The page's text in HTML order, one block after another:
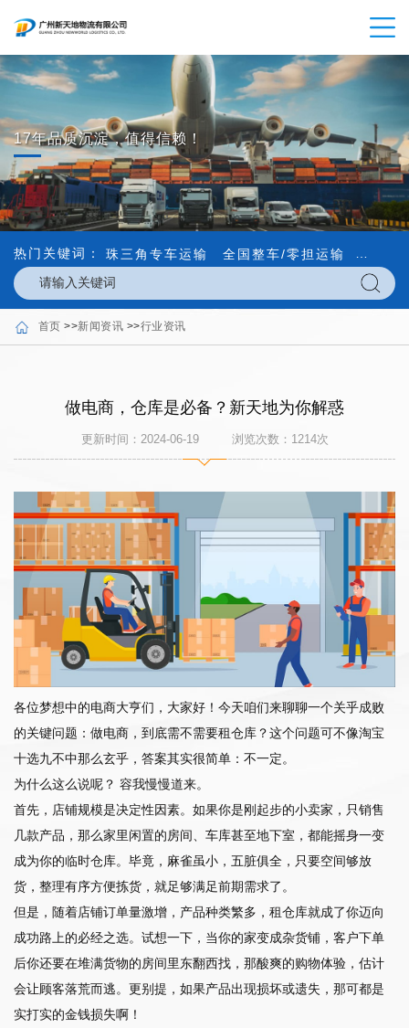
17年品质沉淀，值得信赖！
热门关键词： 珠三角专车运输 全国整车/零担运输 内外贸
首页 >>新闻资讯 >>行业资讯
做电商，仓库是必备？新天地为你解惑
更新时间：2024-06-19 浏览次数： 1214次
各位梦想中的电商大亨们，大家好！今天咱们来聊聊一个关乎成败
的关键问题：做电商，到底需不需要租仓库？这个问题可不像淘宝
十选九不中那么玄乎，答案其实很简单：不一定。
为什么这么说呢？ 容我慢慢道来。
首先，店铺规模是决定性因素。如果你是刚起步的小卖家，只销售
几款产品，那么家里闲置的房间、车库甚至地下室，都能摇身一变
成为你的临时仓库。毕竟，麻雀虽小，五脏俱全，只要空间够放
货，整理有序方便拣货，就足够满足前期需求了。
但是，随着店铺订单量激增，产品种类繁多，租仓库就成了你迈向
成功路上的必经之选。试想一下，当你的家变成杂货铺，客户下单
后你还要在堆满货物的房间里东翻西找，那酸爽的购物体验，估计
会让顾客落荒而逃。更别提，如果产品出现损坏或遗失，那可都是
实打实的金钱损失啊！